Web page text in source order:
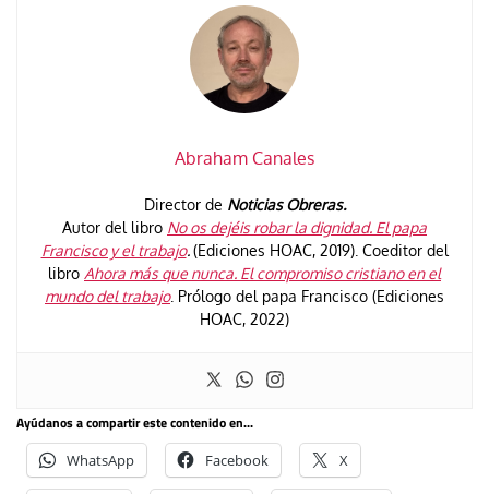
Abraham Canales
Director de Noticias Obreras.
Autor del libro No os dejéis robar la dignidad. El papa
Francisco y el trabajo.(Ediciones HOAC, 2019). Coeditor del
libro Ahora más que nunca. El compromiso cristiano en el
mundo del trabajo. Prólogo del papa Francisco (Ediciones
HOAC, 2022)
Ayúdanos a compartir este contenido en...
WhatsApp Facebook X